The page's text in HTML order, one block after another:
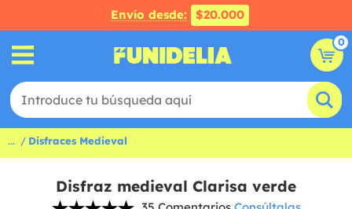
Envío desde: $20.000
0
... Disfraces Medieval
Disfraz medieval Clarisa verde